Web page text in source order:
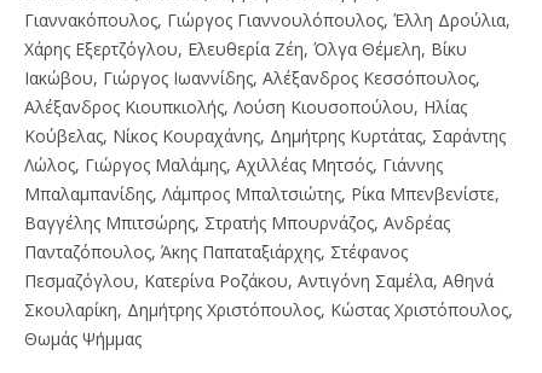
Γιαννακόπουλος, Γιώργος Γιαννουλόπουλος, Έλλη Δρούλια,
Χάρης Εξερτζόγλου, Ελευθερία Ζέη, Όλγα Θέμελη, Βίκυ
Ιακώβου, Γιώργος Ιωαννίδης, Αλέξανδρος Κεσσόπουλος,
Αλέξανδρος Κιουπκιολής, Λούση Κιουσοπούλου, Ηλίας
Κούβελας, Νίκος Κουραχάνης, Δημήτρης Κυρτάτας, Σαράντης
Λώλος, Γιώργος Μαλάμης, Αχιλλέας Μητσός, Γιάννης
Μπαλαμπανίδης, Λάμπρος Μπαλτσιώτης, Ρίκα Μπενβενίστε,
Βαγγέλης Μπιτσώρης, Στρατής Μπουρνάζος, Ανδρέας
Πανταζόπουλος, Άκης Παπαταξιάρχης, Στέφανος
Πεσμαζόγλου, Κατερίνα Ροζάκου, Αντιγόνη Σαμέλα, Αθηνά
Σκουλαρίκη, Δημήτρης Χριστόπουλος, Κώστας Χριστόπουλος,
Θωμάς Ψήμμας